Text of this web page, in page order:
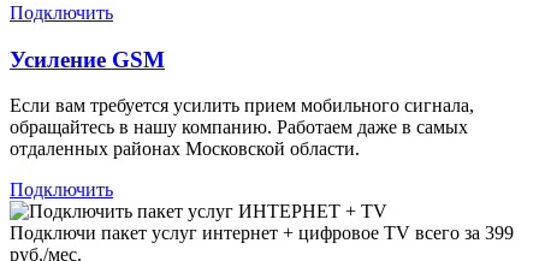
Подключить
Усиление GSM
Если вам требуется усилить прием мобильного сигнала,
обращайтесь в нашу компанию. Работаем даже в самых
отдаленных районах Московской области.
Подключить
Подключи пакет услуг интернет + цифровое TV всего за 399
руб./мес.